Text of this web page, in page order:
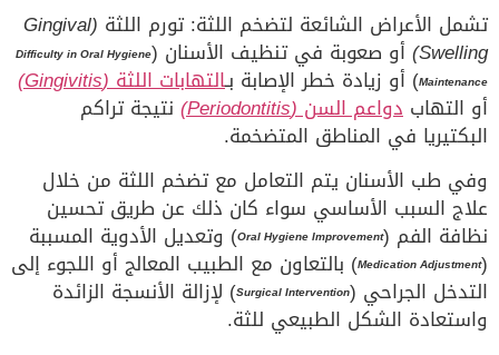
تشمل الأعراض الشائعة لتضخم اللثة: تورم اللثة (Gingival
Swelling) أو صعوبة في تنظيف الأسنان (Difficulty in Oral Hygiene
Maintenance) أو زيادة خطر الإصابة بـالتهابات اللثة(Gingivitis)
أو التهاب دواعم السن(Periodontitis) نتيجة تراكم
البكتيريا في المناطق المتضخمة.
وفي طب الأسنان يتم التعامل مع تضخم اللثة من خلال
علاج السبب الأساسي سواء كان ذلك عن طريق تحسين
نظافة الفم (Oral Hygiene Improvement) وتعديل الأدوية المسببة
(
Medication Adjustment) بالتعاون مع الطبيب المعالج أو اللجوء إلى
التدخل الجراحي (Surgical Intervention) لإزالة الأنسجة الزائدة
واستعادة الشكل الطبيعي للثة.